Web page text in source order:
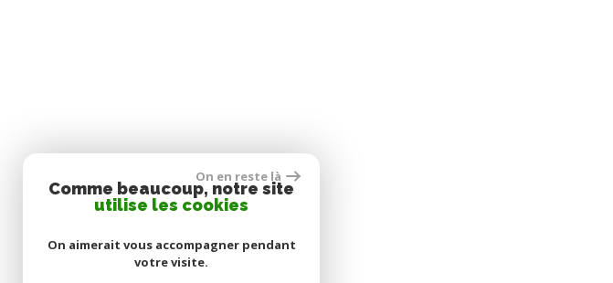
On en reste là
Comme beaucoup, notre site
utilise les cookies
On aimerait vous accompagner pendant
votre visite.